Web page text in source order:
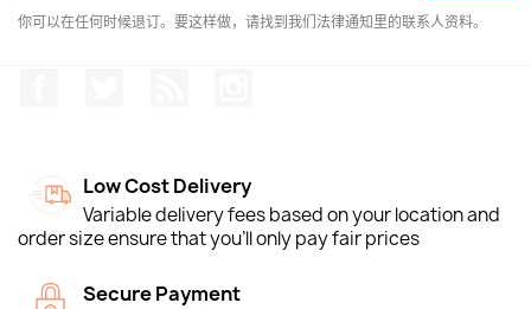
你可以在任何时候退订。要这样做，请找到我们法律通知里的联系人资料。
Low Cost Delivery
Variable delivery fees based on your location and
order size ensure that you'll only pay fair prices
Secure Payment